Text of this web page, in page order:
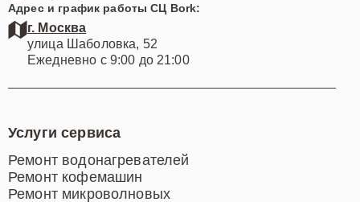
Адрес и график работы СЦ Bork:
г. Москва
улица Шаболовка, 52
Ежедневно с 9:00 до 21:00
Услуги сервиса
Ремонт водонагревателей
Ремонт кофемашин
Ремонт микроволновых